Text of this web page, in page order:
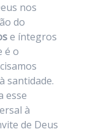
nos
do
e íntegros
é o
santidade.
esse
à
de Deus